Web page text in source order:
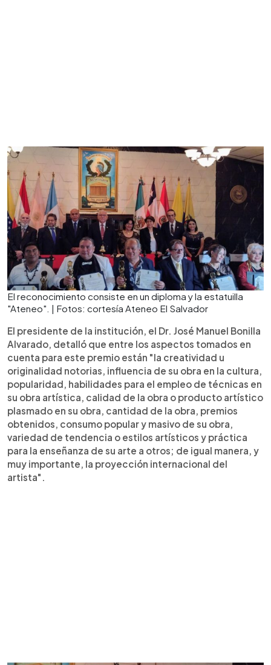
El reconocimiento consiste en un diploma y la estatuilla
"Ateneo". | Fotos: cortesía Ateneo El Salvador
El presidente de la institución, el Dr. José Manuel Bonilla
Alvarado, detalló que entre los aspectos tomados en
cuenta para este premio están "la creatividad u
originalidad notorias, influencia de su obra en la cultura,
popularidad, habilidades para el empleo de técnicas en
su obra artística, calidad de la obra o producto artístico
plasmado en su obra, cantidad de la obra, premios
obtenidos, consumo popular y masivo de su obra,
variedad de tendencia o estilos artísticos y práctica
para la enseñanza de su arte a otros; de igual manera, y
muy importante, la proyección internacional del
artista".